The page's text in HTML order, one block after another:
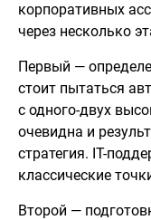
корпоративных
через несколько
Первый —
стоит пытаться
с одного-двух
очевидна и
стратегия. IT-
классические
Второй —